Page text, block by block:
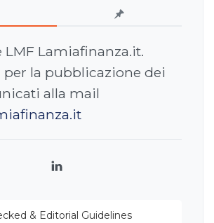
LMF Lamiafinanza.it.
per la pubblicazione dei
alla mail
LinkedIn
& Editorial Guidelines